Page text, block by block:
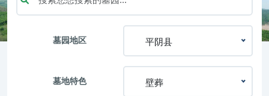
墓园地区 平阴县
墓地特色 壁葬